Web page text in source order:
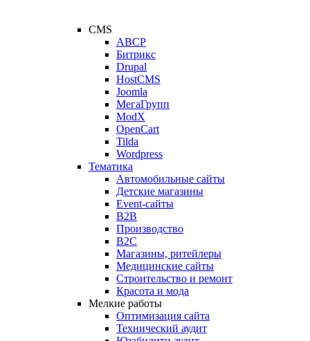
CMS
ABCP
Битрикс
Drupal
HostCMS
Joomla
МегаГрупп
ModX
OpenCart
Tilda
Wordpress
Тематика
Автомобильные сайты
Детские магазины
Event-сайты
B2B
Производство
B2C
Магазины, ритейлеры
Медицинские сайты
Строительство и ремонт
Красота и мода
Мелкие работы
Оптимизация сайта
Технический аудит